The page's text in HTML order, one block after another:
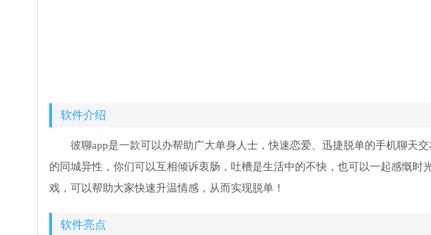
软件介绍
彼聊app是一款可以办帮助广大单身人士，快速恋爱、迅捷脱单的手机聊天
的同城异性，你们可以互相倾诉衷肠，吐槽是生活中的不快，也可以一起感慨
戏，可以帮助大家快速升温情感，从而实现脱单！
软件亮点